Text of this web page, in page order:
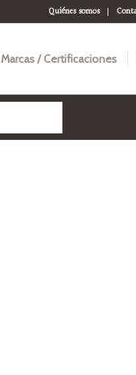
Quiénes somos
Marcas / Certificaciones